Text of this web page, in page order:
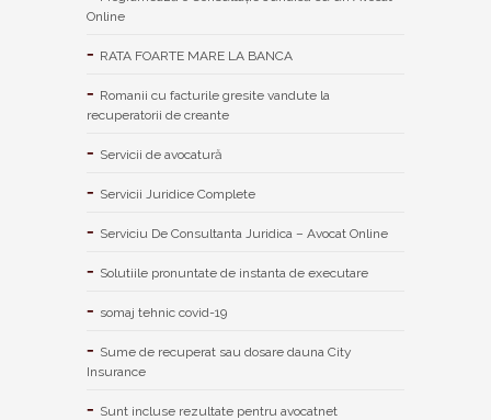
Online
RATA FOARTE MARE LA BANCA
Romanii cu facturile gresite vandute la
recuperatorii de creante
Servicii de avocatură
Servicii Juridice Complete
Serviciu De Consultanta Juridica – Avocat Online
Solutiile pronuntate de instanta de executare
somaj tehnic covid-19
Sume de recuperat sau dosare dauna City
Insurance
Sunt incluse rezultate pentru avocatnet